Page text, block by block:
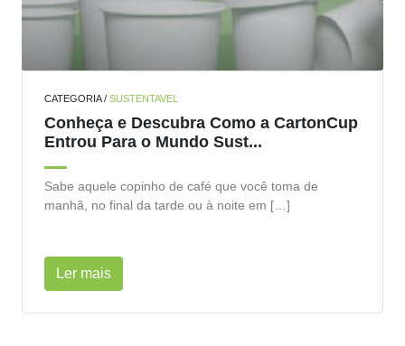
CATEGORIA / SUSTENTAVEL
Conheça e Descubra Como a CartonCup
Entrou Para o Mundo Sust...
Sabe aquele copinho de café que você toma de
manhã, no final da tarde ou à noite em […]
Ler mais